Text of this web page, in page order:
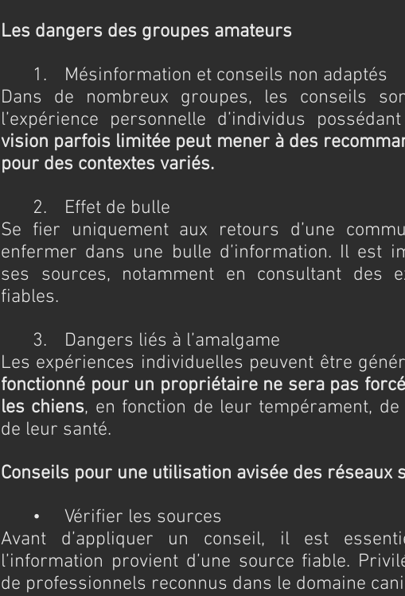
Les dangers des groupes amateurs
	1.	Mésinformation et conseils non adaptés
Dans de nombreux groupes, les conseils
l’expérience personnelle d’individus
vision parfois limitée peut mener à des
pour des contextes variés.
	2.	Effet de bulle
Se fier uniquement aux retours d’une
enfermer dans une bulle d’information. Il est
ses sources, notamment en consultant des
fiables.
	3.	Dangers liés à l’amalgame
Les expériences individuelles peuvent être
fonctionné pour un propriétaire ne sera pas
les chiens, en fonction de leur tempérament,
de leur santé.
Conseils pour une utilisation avisée des réseaux
	•	Vérifier les sources
Avant d’appliquer un conseil, il est
l’information provient d’une source fiable.
de professionnels reconnus dans le domaine